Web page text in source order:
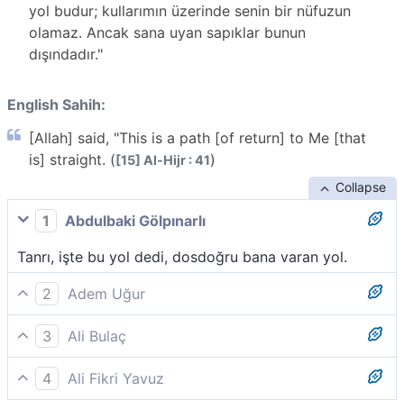
yol budur; kullarımın üzerinde senin bir nüfuzun
olamaz. Ancak sana uyan sapıklar bunun
dışındadır."
English Sahih:
[Allah] said, "This is a path [of return] to Me [that
is] straight. ([15] Al-Hijr : 41)
Collapse
1
Abdulbaki Gölpınarlı
Tanrı, işte bu yol dedi, dosdoğru bana varan yol.
2
Adem Uğur
(Allah) şöyle buyurdu: "İşte bana varan dosdoğru yol
budur."
3
Ali Bulaç
(Allah) Dedi ki: "İşte bu, Bana göre dosdoğru olan
yoldur."
4
Ali Fikri Yavuz